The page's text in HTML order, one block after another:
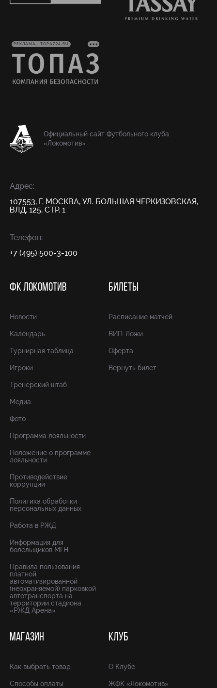
РЕКЛАМА • TOPAZ24.RU
Официальный сайт Футбольного клуба
«Локомотив»
Адрес:
107553, Г. МОСКВА, УЛ. БОЛЬШАЯ ЧЕРКИЗОВСКАЯ,
ВЛД. 125, СТР. 1
Телефон:
+7 (495) 500-3-100
ФК ЛОКОМОТИВ
Новости
Календарь
Турнирная таблица
Игроки
Тренерский штаб
Медиа
Фото
Программа лояльности
Положение о программе
лояльности
Противодействие
коррупции
Политика обработки
персональных данных
Работа в РЖД
Информация для
болельщиков МГН
Правила пользования
платной
автоматизированной
(неохраняемой) парковкой
автотранспорта на
территории стадиона
«РЖД Арена»
БИЛЕТЫ
Расписание матчей
ВИП-Ложи
Оферта
Вернуть билет
МАГАЗИН
Как выбрать товар
Способы оплаты
КЛУБ
О Клубе
ЖФК «Локомотив»